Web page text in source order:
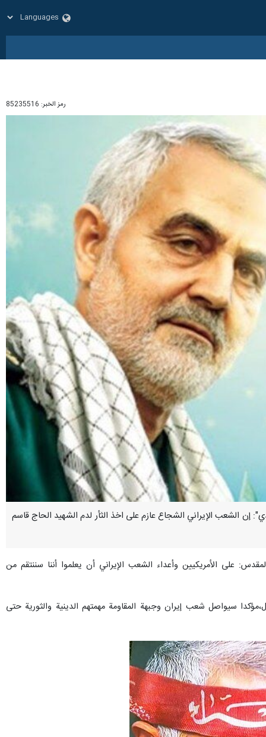
رمز الخبر: 85235516
إن الشعب الإيراني الشجاع عازم على اخذ الثأر لدم الشهيد الحاج قاسم
على الأمريكيين وأعداء الشعب الإيراني أن يعلموا أننا سننتقم من
سيواصل شعب إيران وجبهة المقاومة مهمتهم الدينية والثورية حتى